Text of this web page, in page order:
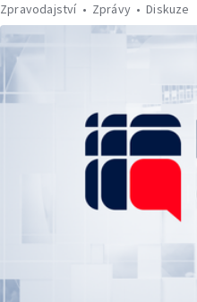
Zpravodajství Zprávy Diskuze